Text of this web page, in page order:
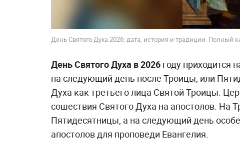
День Святого Духа 2026: дата, история и традиции.
День Святого Духа в 2026 году приходится
на следующий день после Троицы, или
Духа как третьего лица Святой Троицы.
сошествия Святого Духа на апостолов. На
Пятидесятницы, а на следующий день
апостолов для проповеди Евангелия.